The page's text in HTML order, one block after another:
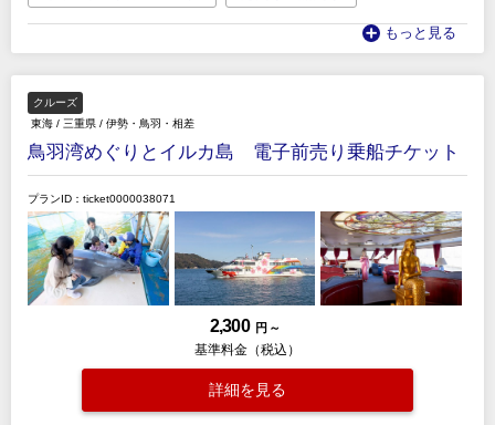
もっと見る
クルーズ
東海 / 三重県 / 伊勢・鳥羽・相差
鳥羽湾めぐりとイルカ島 電子前売り乗船チケット
プランID：ticket0000038071
2,300 円 ～
基準料金（税込）
詳細を見る